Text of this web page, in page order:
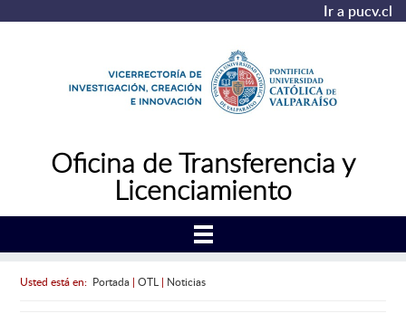
Ir a pucv.cl
Oficina de Transferencia y
Licenciamiento
Usted está en: Portada| OTL | Noticias